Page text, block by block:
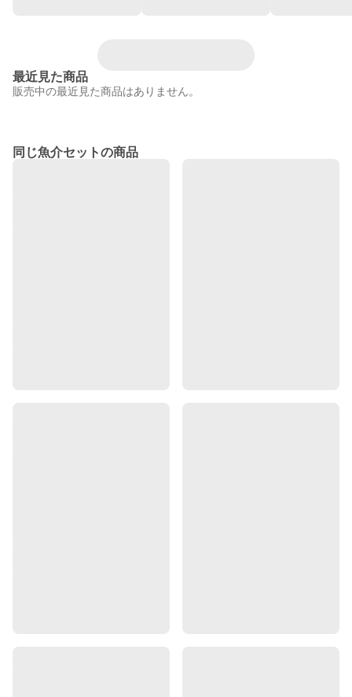
最近見た商品
販売中の最近見た商品はありません。
同じ魚介セットの商品